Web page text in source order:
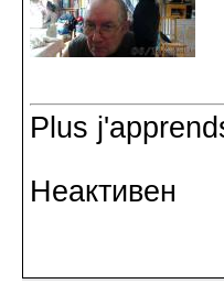
Plus
Неактивен